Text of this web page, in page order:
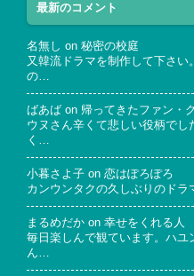
最新のコメント
名無し on 秘密の校庭
又韓流ドラマを制作して下さ
の…
ばあば on 帰ってきたファン・
ウヌさん辛くて悲しい役柄で
く…
小暮さよ子 on 恋はぽろぽろ
カンウンタクの久しぶりのドラ
まるめだか on 幸せをくれる人
毎日楽しんで観ています。ハ
ん…